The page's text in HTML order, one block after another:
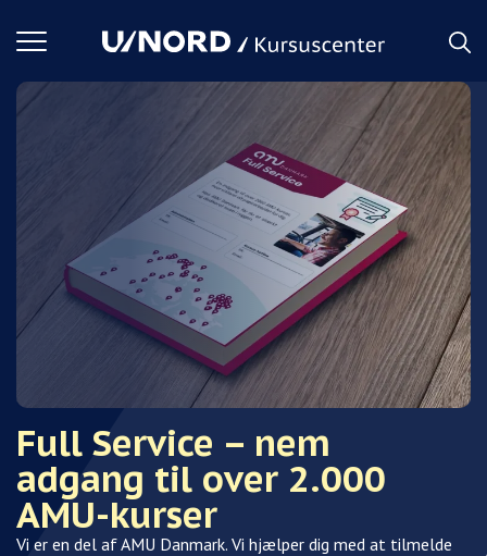
Toggle
Full Service – nem
adgang til over 2.000
AMU-kurser
Vi er en del af AMU Danmark. Vi hjælper dig med at tilmelde